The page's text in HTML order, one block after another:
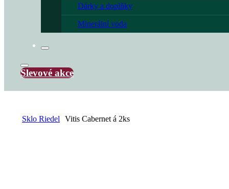
Dárky a doplňky
Minerální voda
Slevové akce
Sklo Riedel Vitis Cabernet á 2ks